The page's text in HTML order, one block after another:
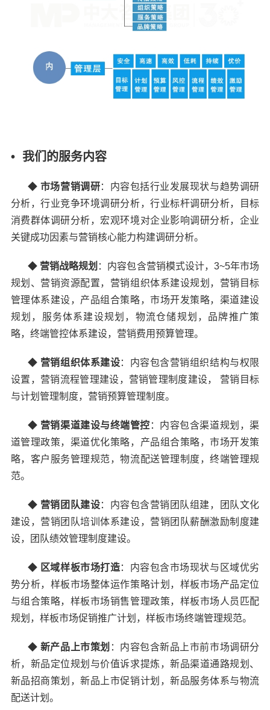
• 我们的服务内容
◆ 市场营销调研： 内容包括行业发展现状与趋势调研
分析，行业竞争环境调研分析，行业标杆调研分析，目标
消费群体调研分析，宏观环境对企业影响调研分析，企业
关键成功因素与营销核心能力构建调研分析。
◆ 营销战略规划 ： 内容包含营销模式设计，3~5年市场
规划、营销资源配置，营销组织体系建设规划，营销目标
管理体系建设，产品组合策略，市场开发策略，渠道建设
规划，服务体系建设规划，物流仓储规划，品牌推广策
略，终端管控体系建设，营销费用预算管理。
◆ 营销组织体系建设： 内容包含营销组织结构与权限
设置，营销流程管理建设，营销管理制度建设， 营销目标
与计划管理制度，营销预算管理制度。
◆ 营销渠道建设与终端管控 ： 内容包含渠道规划，渠
道管理政策，渠道优化策略，产品组合策略，市场开发策
略，客户服务管理规范，物流配送管理制度，终端管理规
范。
◆ 营销团队建设： 内容包含营销团队组建，团队文化
建设，营销团队培训体系建设，营销团队薪酬激励制度建
设，团队绩效管理制度建设。
◆ 区域样板市场打造：内容包含市场现状与区域优劣
势分析，样板市场整体运作策略计划，样板市场产品定位
与组合策略，样板市场销售管理政策，样板市场人员匹配
规划，样板市场促销推广计划，样板市场终端管理规范。
◆ 新产品上市策划 ： 内容包含新品上市前市场调研分
析，新品定位规划与价值诉求提炼，新品渠道通路规划、
新品招商策划，新品上市促销计划，新品服务体系与物流
配送计划。